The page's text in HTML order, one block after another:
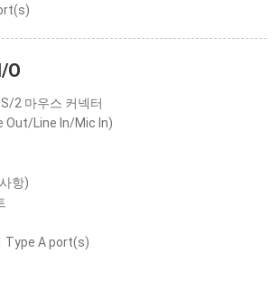
O
2 마우스 커넥터
Out/Line In/Mic In)
항)
Type A port(s)